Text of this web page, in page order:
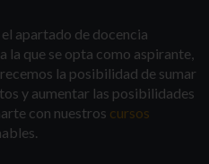
apartado de docencia
la que se opta como aspirante,
la posibilidad de sumar
y aumentar las posibilidades
con nuestros cursos